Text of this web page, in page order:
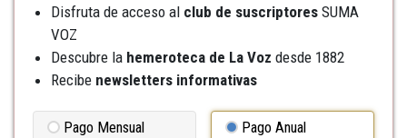
Disfruta de acceso al club de suscriptores SUMA
VOZ
Descubre la hemeroteca de La Voz desde 1882
Recibe newsletters informativas
Pago Mensual Pago Anual